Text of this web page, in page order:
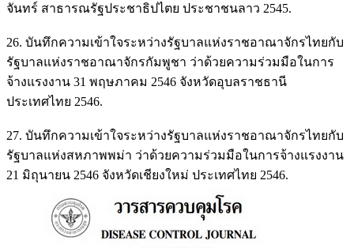
จันทร์ สาธารณรัฐประชาธิปไตย ประชาชนลาว 2545.
26. บันทึกความเข้าใจระหว่างรัฐบาลแห่งราชอาณาจักรไทยกับ
รัฐบาลแห่งราชอาณาจักรกัมพูชา ว่าด้วยความร่วมมือในการ
จ้างแรงงาน 31 พฤษภาคม 2546 จังหวัดอุบลราชธานี
ประเทศไทย 2546.
27. บันทึกความเข้าใจระหว่างรัฐบาลแห่งราชอาณาจักรไทยกับ
รัฐบาลแห่งสหภาพพม่า ว่าด้วยความร่วมมือในการจ้างแรงงาน
21 มิถุนายน 2546 จังหวัดเชียงใหม่ ประเทศไทย 2546.